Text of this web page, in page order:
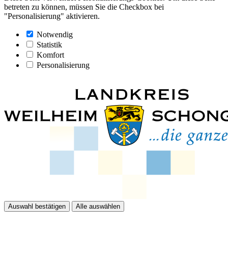
betreten zu können, müssen Sie die Checkbox bei
"Personalisierung" aktivieren.
Notwendig
Statistik
Komfort
Personalisierung
Auswahl bestätigen Alle auswählen